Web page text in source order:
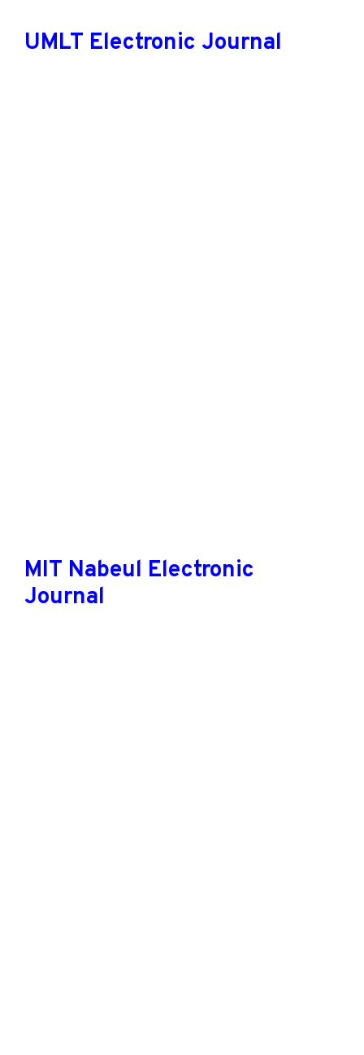
UMLT Electronic Journal
MIT Nabeul Electronic
Journal